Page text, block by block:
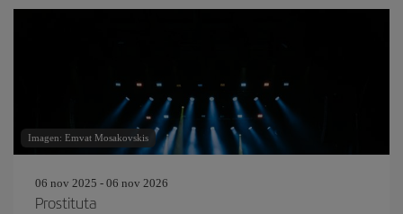
Imagen: Emvat Mosakovskis
06 nov 2025 - 06 nov 2026
Prostituta